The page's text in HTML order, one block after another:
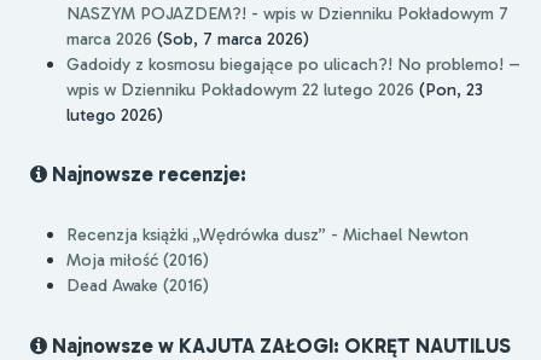
NASZYM POJAZDEM?! - wpis w Dzienniku Pokładowym 7
marca 2026 (Sob, 7 marca 2026)
Gadoidy z kosmosu biegające po ulicach?! No problemo! –
wpis w Dzienniku Pokładowym 22 lutego 2026 (Pon, 23
lutego 2026)
Najnowsze recenzje:
Recenzja książki „Wędrówka dusz” - Michael Newton
Moja miłość (2016)
Dead Awake (2016)
Najnowsze w KAJUTA ZAŁOGI: OKRĘT NAUTILUS